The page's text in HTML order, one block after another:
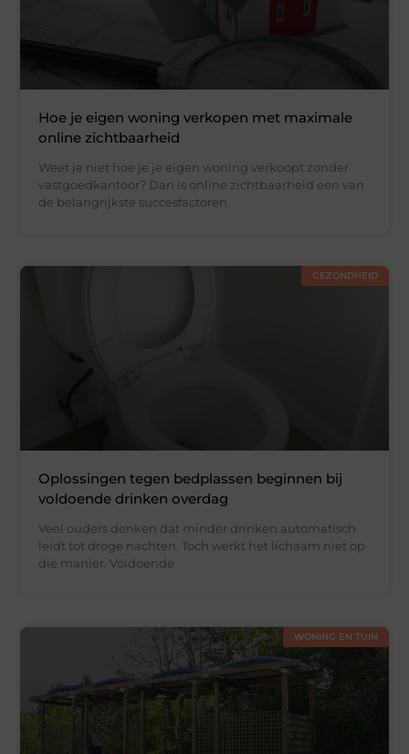
Hoe je eigen woning verkopen met maximale
online zichtbaarheid
Weet je niet hoe je je eigen woning verkoopt zonder
vastgoedkantoor? Dan is online zichtbaarheid een van
de belangrijkste succesfactoren.
GEZONDHEID
Oplossingen tegen bedplassen beginnen bij
voldoende drinken overdag
Veel ouders denken dat minder drinken automatisch
leidt tot droge nachten. Toch werkt het lichaam niet op
die manier. Voldoende
WONING EN TUIN